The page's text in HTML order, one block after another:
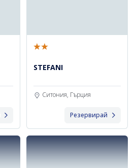
STEFANI
Ситония, Гърция
Резервирай